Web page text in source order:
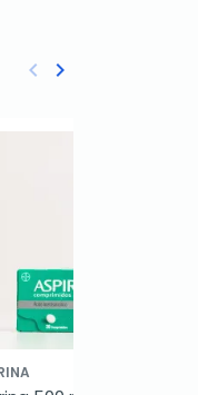
Anterior
keyboard_arrow_left Siguiente
keyboard_arrow_right